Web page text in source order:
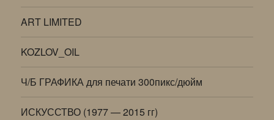
ART LIMITED
KOZLOV_OIL
Ч/Б ГРАФИКА для печати 300пикс/дюйм
ИСКУССТВО (1977 — 2015 гг)